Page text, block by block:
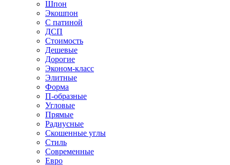
Шпон
Экошпон
С патиной
ДСП
Стоимость
Дешевые
Дорогие
Эконом-класс
Элитные
Форма
П-образные
Угловые
Прямые
Радиусные
Скошенные углы
Стиль
Современные
Евро